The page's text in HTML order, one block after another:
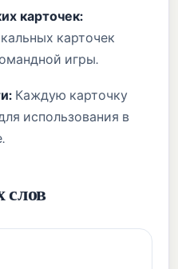
карточек:
карточек
игры.
Каждую карточку
использования в
слов